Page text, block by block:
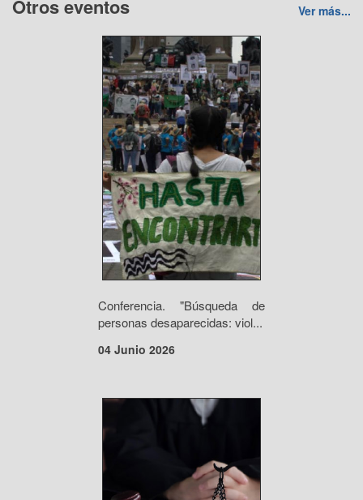
Otros eventos Ver más...
Conferencia. "Búsqueda de
personas desaparecidas: viol...
04 Junio 2026